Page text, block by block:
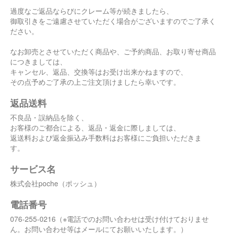
過度なご返品ならびにクレーム等が続きましたら、
御取引きをご遠慮させていただく場合がございますのでご了承く
ださい。
なお卸売とさせていただく商品や、ご予約商品、お取り寄せ商品
につきましては、
キャンセル、返品、交換等はお受け出来かねますので、
その点予めご了承の上ご注文頂けましたら幸いです。
返品送料
不良品・誤納品を除く、
お客様のご都合による、返品・返金に際しましては、
返送料および返金振込み手数料はお客様にご負担いただきま
す。
サービス名
株式会社poche（ポッシュ）
電話番号
076-255-0216（※電話でのお問い合わせは受け付けておりませ
ん。お問い合わせ等はメールにてお願いいたします。）